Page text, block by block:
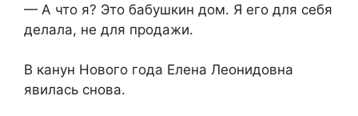
— А что я? Это бабушкин дом. Я его для себя
делала, не для продажи.
В канун Нового года Елена Леонидовна
явилась снова.